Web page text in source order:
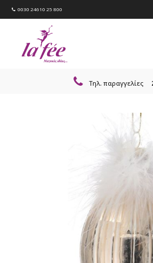
0030 24610 25 800
Τηλ. παραγγελίες